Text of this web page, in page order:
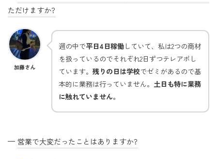
ただけますか?
加藤さん
週の中で平日4日稼働していて、私は2つの商材
を扱っているのでそれぞれ2日ずつテレアポし
ています。 残りの日は学校でゼミがあるので基
本的に業務は行っていません。 土日も特に業務
に触れていません。
— 営業で大変だったことはありますか?